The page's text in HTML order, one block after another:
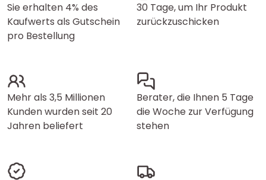
Sie erhalten 4% des
Kaufwerts als Gutschein
pro Bestellung
30 Tage, um Ihr Produkt
zurückzuschicken
Mehr als 3,5 Millionen
Kunden wurden seit 20
Jahren beliefert
Berater, die Ihnen 5 Tage
die Woche zur Verfügung
stehen